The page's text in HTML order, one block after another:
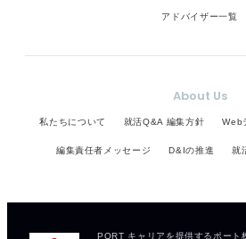
アドバイザー一覧
About Us
私たちについて 就活Q&A 編集方針 Web
編集責任者メッセージ D&Iの推進 就